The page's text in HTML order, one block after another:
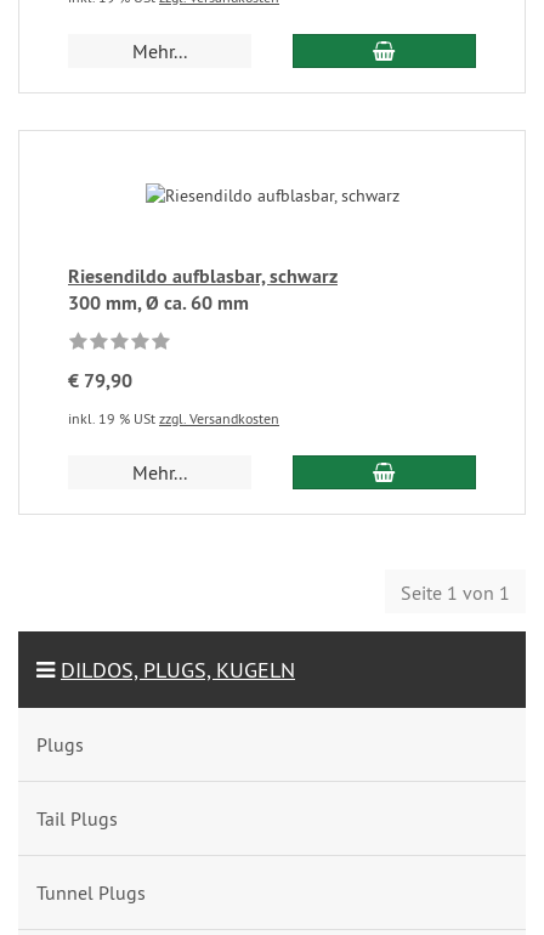
Mehr...
Riesendildo aufblasbar, schwarz
300 mm, Ø ca. 60 mm
€ 79,90
inkl. 19 % USt zzgl. Versandkosten
Mehr...
Seite 1 von 1
DILDOS, PLUGS, KUGELN
Plugs
Tail Plugs
Tunnel Plugs